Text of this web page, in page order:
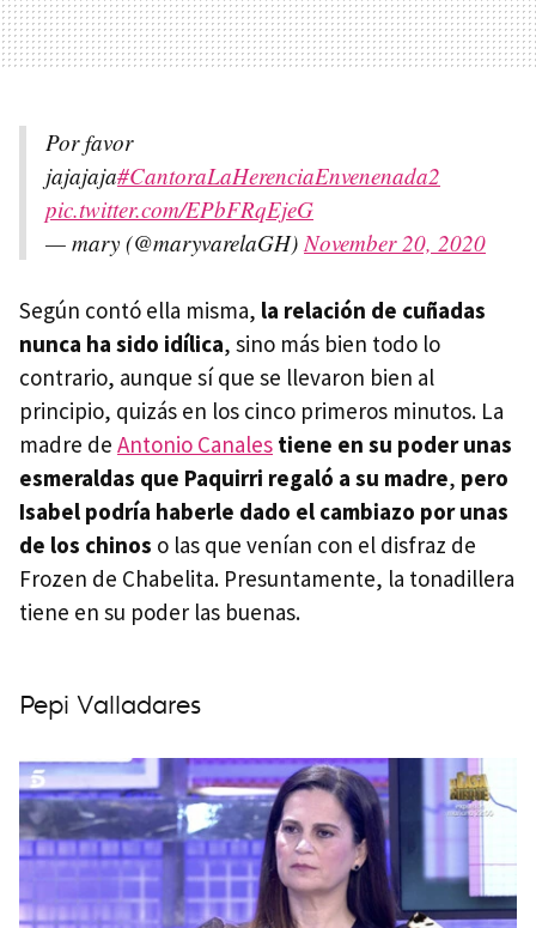
Por favor
jajajaja#CantoraLaHerenciaEnvenenada2
pic.twitter.com/EPbFRqEjeG
— mary (@maryvarelaGH) November 20, 2020
Según contó ella misma, la relación de cuñadas
nunca ha sido idílica, sino más bien todo lo
contrario, aunque sí que se llevaron bien al
principio, quizás en los cinco primeros minutos. La
madre de Antonio Canales tiene en su poder unas
esmeraldas que Paquirri regaló a su madre, pero
Isabel podría haberle dado el cambiazo por unas
de los chinos o las que venían con el disfraz de
Frozen de Chabelita. Presuntamente, la tonadillera
tiene en su poder las buenas.
Pepi Valladares